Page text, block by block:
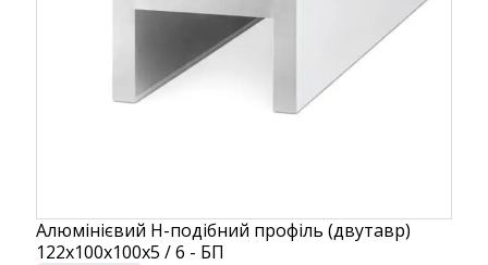
Алюмінієвий Н-подібний профіль (двутавр)
122x100x100x5 / 6 - БП